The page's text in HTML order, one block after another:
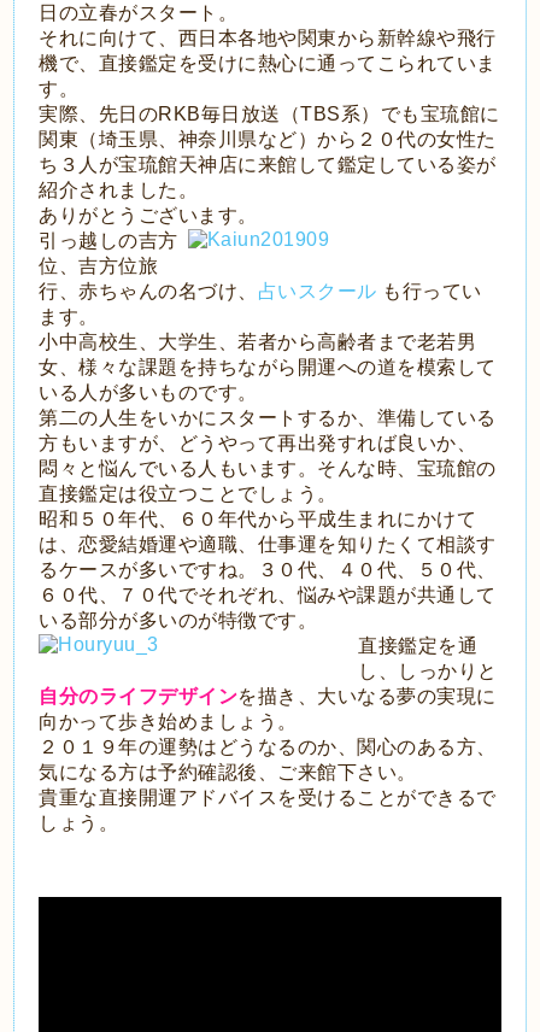
日の立春がスタート。
それに向けて、西日本各地や関東から新幹線や飛行
機で、直接鑑定を受けに熱心に通ってこられていま
す。
実際、先日のRKB毎日放送（TBS系）でも宝琉館に
関東（埼玉県、神奈川県など）から２０代の女性た
ち３人が宝琉館天神店に来館して鑑定している姿が
紹介されました。
ありがとうございます。
引っ越しの吉方
位、吉方位旅
行、赤ちゃんの名づけ、 占いスクール も行ってい
ます。
小中高校生、大学生、若者から高齢者まで老若男
女、様々な課題を持ちながら開運への道を模索して
いる人が多いものです。
第二の人生をいかにスタートするか、準備している
方もいますが、どうやって再出発すれば良いか、
悶々と悩んでいる人もいます。そんな時、宝琉館の
直接鑑定は役立つことでしょう。
昭和５０年代、６０年代から平成生まれにかけて
は、恋愛結婚運や適職、仕事運を知りたくて相談す
るケースが多いですね。３０代、４０代、５０代、
６０代、７０代でそれぞれ、悩みや課題が共通して
いる部分が多いのが特徴です。
直接鑑定を通
し、しっかりと
自分のライフデザインを描き、大いなる夢の実現に
向かって歩き始めましょう。
２０１９年の運勢はどうなるのか、関心のある方、
気になる方は予約確認後、ご来館下さい。
貴重な直接開運アドバイスを受けることができるで
しょう。